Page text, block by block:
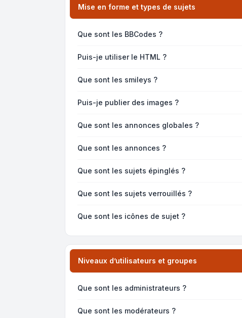
Mise en forme et types de sujets
Que sont les BBCodes ?
Puis-je utiliser le HTML ?
Que sont les smileys ?
Puis-je publier des images ?
Que sont les annonces globales ?
Que sont les annonces ?
Que sont les sujets épinglés ?
Que sont les sujets verrouillés ?
Que sont les icônes de sujet ?
Niveaux d’utilisateurs et groupes
Que sont les administrateurs ?
Que sont les modérateurs ?